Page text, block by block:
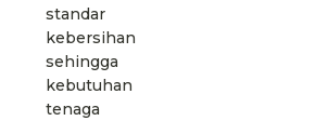
standar
kebersihan
sehingga
kebutuhan
tenaga